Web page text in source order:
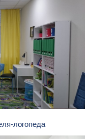
логопеда